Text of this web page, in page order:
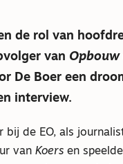
de rol van
van Opbouw
De Boer een
interview.
de EO, als
van Koersen